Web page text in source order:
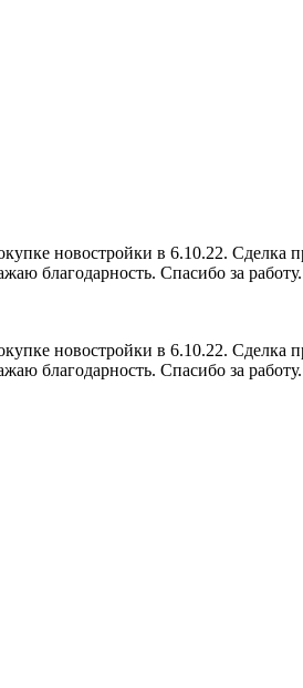
новостройки в 6.10.22. Сделка
благодарность. Спасибо за работу.
новостройки в 6.10.22. Сделка
благодарность. Спасибо за работу.